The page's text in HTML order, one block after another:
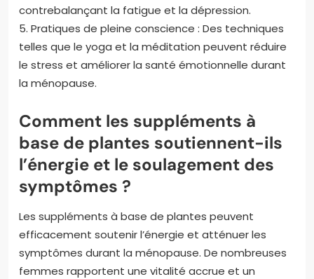
contrebalançant la fatigue et la dépression.
5. Pratiques de pleine conscience : Des techniques
telles que le yoga et la méditation peuvent réduire
le stress et améliorer la santé émotionnelle durant
la ménopause.
Comment les suppléments à
base de plantes soutiennent-ils
l’énergie et le soulagement des
symptômes ?
Les suppléments à base de plantes peuvent
efficacement soutenir l’énergie et atténuer les
symptômes durant la ménopause. De nombreuses
femmes rapportent une vitalité accrue et un